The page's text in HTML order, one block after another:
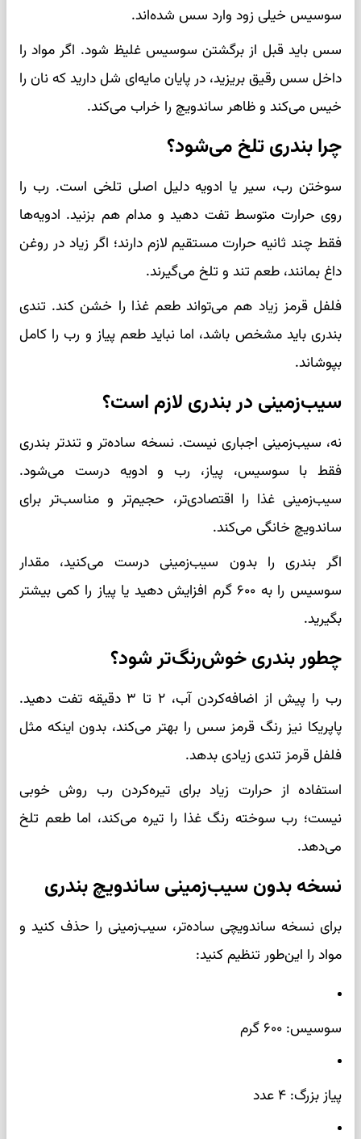
سوسیس خیلی زود وارد سس شده‌اند.
سس باید قبل از برگشتن سوسیس غلیظ شود. اگر مواد را
داخل سس رقیق بریزید، در پایان مایه‌ای شل دارید که نان را
خیس می‌کند و ظاهر ساندویچ را خراب می‌کند.
چرا بندری تلخ می‌شود؟
سوختن رب، سیر یا ادویه دلیل اصلی تلخی است. رب را
روی حرارت متوسط تفت دهید و مدام هم بزنید. ادویه‌ها
فقط چند ثانیه حرارت مستقیم لازم دارند؛ اگر زیاد در روغن
داغ بمانند، طعم تند و تلخ می‌گیرند.
فلفل قرمز زیاد هم می‌تواند طعم غذا را خشن کند. تندی
بندری باید مشخص باشد، اما نباید طعم پیاز و رب را کامل
بپوشاند.
سیب‌زمینی در بندری لازم است؟
نه، سیب‌زمینی اجباری نیست. نسخه ساده‌تر و تندتر بندری
فقط با سوسیس، پیاز، رب و ادویه درست می‌شود.
سیب‌زمینی غذا را اقتصادی‌تر، حجیم‌تر و مناسب‌تر برای
ساندویچ خانگی می‌کند.
اگر بندری را بدون سیب‌زمینی درست می‌کنید، مقدار
سوسیس را به ۶۰۰ گرم افزایش دهید یا پیاز را کمی بیشتر
بگیرید.
چطور بندری خوش‌رنگ‌تر شود؟
رب را پیش از اضافه‌کردن آب، ۲ تا ۳ دقیقه تفت دهید.
پاپریکا نیز رنگ قرمز سس را بهتر می‌کند، بدون اینکه مثل
فلفل قرمز تندی زیادی بدهد.
استفاده از حرارت زیاد برای تیره‌کردن رب روش خوبی
نیست؛ رب سوخته رنگ غذا را تیره می‌کند، اما طعم تلخ
می‌دهد.
نسخه بدون سیب‌زمینی ساندویچ بندری
برای نسخه ساندویچی ساده‌تر، سیب‌زمینی را حذف کنید و
مواد را این‌طور تنظیم کنید:
سوسیس: ۶۰۰ گرم
پیاز بزرگ: ۴ عدد